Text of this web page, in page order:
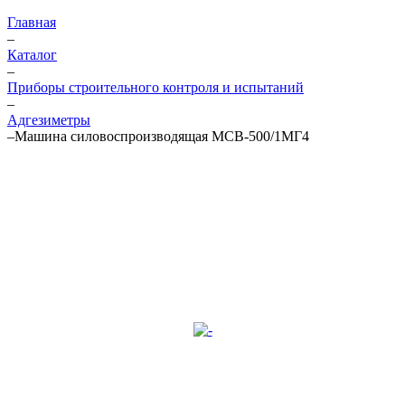
Главная
–
Каталог
–
Приборы строительного контроля и испытаний
–
Адгезиметры
–Машина силовоспроизводящая МСВ-500/1МГ4